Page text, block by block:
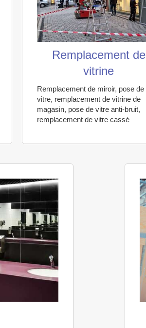
Remplacement de
vitrine
Remplacement de miroir, pose de
vitre, remplacement de vitrine de
magasin, pose de vitre anti-bruit,
remplacement de vitre cassé